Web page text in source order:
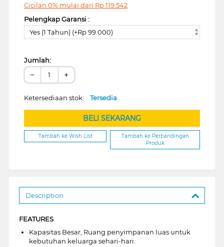
Cicilan 0% mulai dari Rp119.542
Pelengkap Garansi :
Yes (1 Tahun) (+Rp 99.000)
Jumlah:
− +
Ketersediaan stok: Tersedia
BELI SEKARANG
Tambah ke Wish List
Tambah ke Perbandingan
Produk
Description
FEATURES
Kapasitas Besar, Ruang penyimpanan luas untuk
kebutuhan keluarga sehari-hari.